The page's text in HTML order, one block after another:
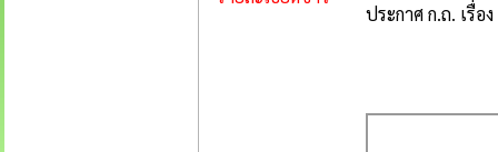
ประกาศ ก.ถ. เรื่